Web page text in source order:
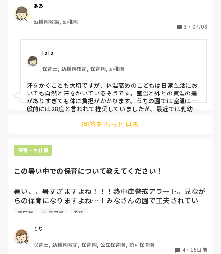
子どもは『汗をかく』という経験も、体の機能として必要な
のではないか…と。
そのあたりのことに関して、教えていただけないでしょう
ああ
幼稚園教諭, 幼稚園
3 ・ 07/08
LaLa
保育士, 幼稚園教諭, 保育園, 幼稚園
汗をかくことも大切ですが、体温高めのこどもは日常生活にお
いても自然と汗をかいているそうです。室温と外との気温の差
がありすぎても体に負担がかかります。うちの園では室温は一
般的には28度と言われて推奨していましたが、最近では乳幼
で、室温が低いと寒く感じます。室温を下げ過ぎる事がないよ
うに気を付けて日々過ごしています。
回答をもっと見る
保育・お仕事
この暑い中での保育について教えてください！
暑い、、暑すぎますよね！！！熱中症警戒アラート。見なが
らの保育になりますよね…！みなさんの園で工夫されてい
る、暑さのしのぎ方や、暑さ対策などはありますか？ぜひ教
熱中症 保育内容 遊び
りり
保育士, 幼稚園教諭, 保育園, 公立保育園, 認可保育園
4・ 15日前